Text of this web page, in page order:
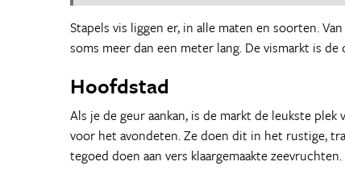
Stapels vis liggen er, in alle maten en soorten.
soms meer dan een meter lang. De vismarkt is
Hoofdstad
Als je de geur aankan, is de markt de leukste
voor het avondeten. Ze doen dit in het rustige,
tegoed doen aan vers klaargemaakte zeevruchten.